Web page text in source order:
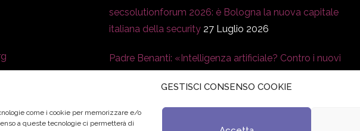
GESTISCI CONSENSO COOKIE
come i cookie per memorizzare e/o
a queste tecnologie ci permetterà di
secsolutionforum 2026: è Bologna la nuova capitale
italiana della security 27 Luglio 2026
Padre Benanti: «Intelligenza artificiale? Contro i nuovi
21 Luglio 2026
Edvance – Digital Education Hub Higher Education